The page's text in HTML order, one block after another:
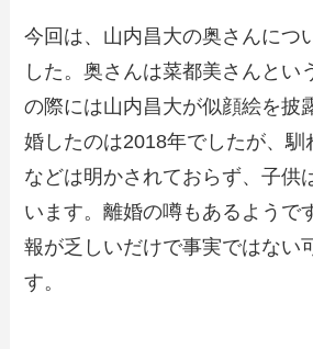
今回は、山内昌大の奥さんにつ
した。奥さんは菜都美さんとい
の際には山内昌大が似顔絵を披
婚したのは2018年でしたが、馴
などは明かされておらず、子供
います。離婚の噂もあるようで
報が乏しいだけで事実ではない
す。